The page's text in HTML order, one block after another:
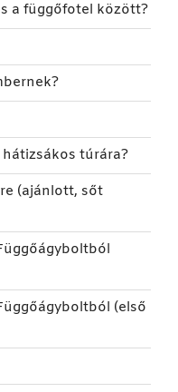
a függőfotel között?
túrára?
(ajánlott, sőt
(első